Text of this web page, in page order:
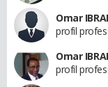
Omar
profil
Omar
profil